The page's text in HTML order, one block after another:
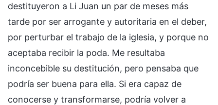
destituyeron a Li Juan un par de meses más
tarde por ser arrogante y autoritaria en el deber,
por perturbar el trabajo de la iglesia, y porque no
aceptaba recibir la poda. Me resultaba
inconcebible su destitución, pero pensaba que
podría ser buena para ella. Si era capaz de
conocerse y transformarse, podría volver a